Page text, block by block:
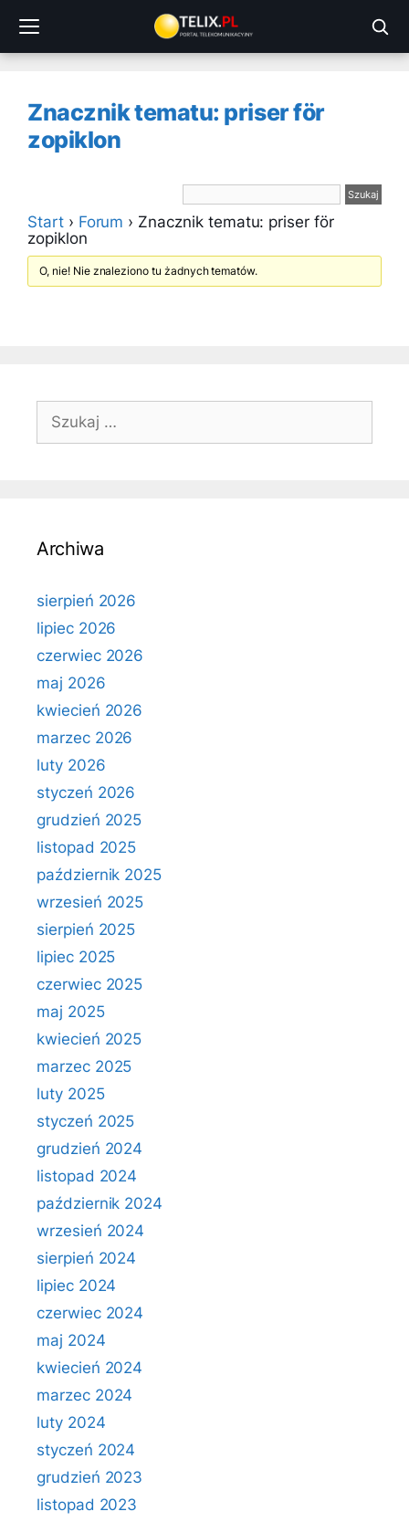
treści
Znacznik tematu: priser för
zopiklon
Start › Forum › Znacznik tematu: priser för
zopiklon
O, nie! Nie znaleziono tu żadnych tematów.
Szukaj:
Archiwa
sierpień 2026
lipiec 2026
czerwiec 2026
maj 2026
kwiecień 2026
marzec 2026
luty 2026
styczeń 2026
grudzień 2025
listopad 2025
październik 2025
wrzesień 2025
sierpień 2025
lipiec 2025
czerwiec 2025
maj 2025
kwiecień 2025
marzec 2025
luty 2025
styczeń 2025
grudzień 2024
listopad 2024
październik 2024
wrzesień 2024
sierpień 2024
lipiec 2024
czerwiec 2024
maj 2024
kwiecień 2024
marzec 2024
luty 2024
styczeń 2024
grudzień 2023
listopad 2023